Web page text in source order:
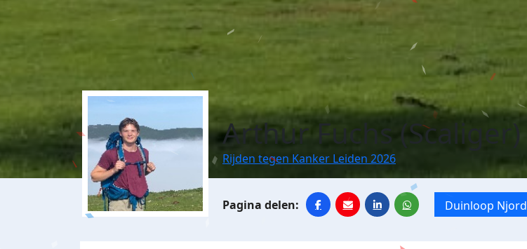
Arthur Fuchs (Scaliger)
Rijden tegen Kanker Leiden 2026
Duinloop Njord